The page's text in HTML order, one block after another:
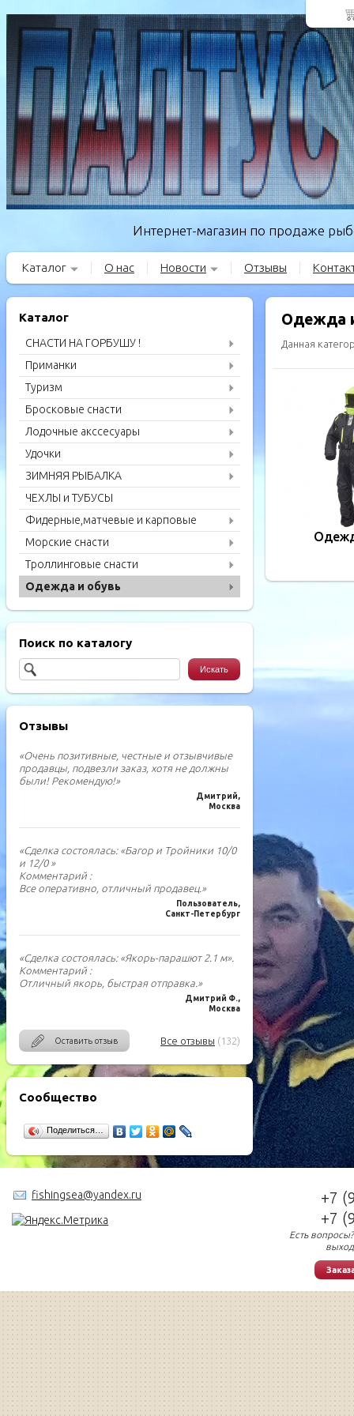
Интернет-магазин по продаже
Каталог О нас Новости Отзывы
Каталог
СНАСТИ НА ГОРБУШУ !
Приманки
Туризм
Бросковые снасти
Лодочные акссесуары
Удочки
ЗИМНЯЯ РЫБАЛКА
ЧЕХЛЫ и ТУБУСЫ
Фидерные,матчевые и карповые
удилища
Морские снасти
Троллинговые снасти
Одежда и обувь
Поиск по каталогу
Отзывы
«Очень позитивные, честные и отзывчивые
продавцы, подвезли заказ, хотя не должны
были! Рекомендую!»
Дмитрий,
Москва
«Сделка состоялась: «Багор и Тройники 10/0
и 12/0 »
Комментарий :
Все оперативно, отличный продавец.»
Пользователь,
Санкт-Петербург
«Сделка состоялась: «Якорь-парашют 2.1 м».
Комментарий :
Отличный якорь, быстрая отправка.»
Дмитрий Ф.,
Москва
Оставить отзыв Все отзывы (132)
Сообщество
Поделиться…
Одежда
Данная
fishingsea@yandex.ru
+7
+7
Есть